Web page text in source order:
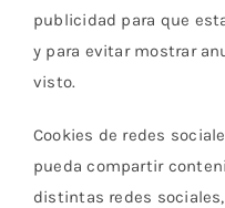
publicidad para que
y para evitar mostrar
visto.
Cookies de redes
pueda compartir
distintas redes